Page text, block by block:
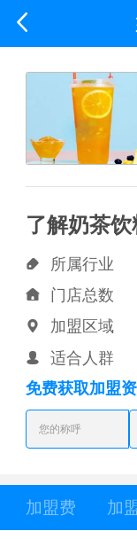

了解奶茶
 所属行业
 门店总数
 加盟区域
 适合人群
免费获取加盟
加盟费 加